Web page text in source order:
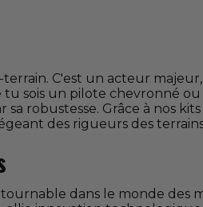
C'est un acteur
sois un pilote chevronné
robustesse. Grâce à nos
des rigueurs des
dans le monde des